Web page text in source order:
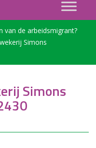
van de arbeidsmigrant?
Simons
Simons